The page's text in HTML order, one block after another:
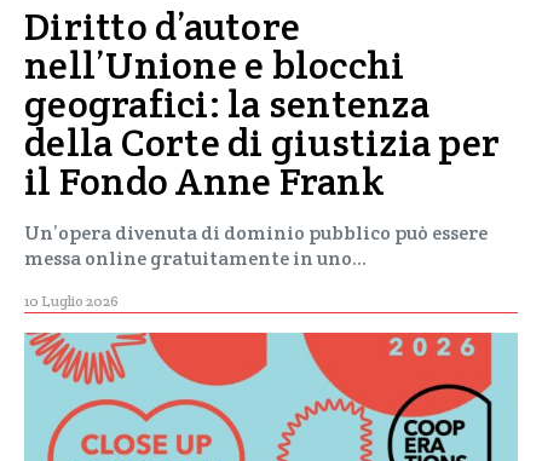
Diritto d’autore
nell’Unione e blocchi
geografici: la sentenza
della Corte di giustizia per
il Fondo Anne Frank
Un’opera divenuta di dominio pubblico può essere
messa online gratuitamente in uno…
10 Luglio 2026